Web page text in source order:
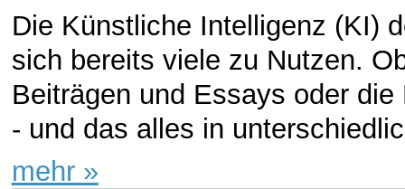
Die Künstliche Intelligenz (KI)
sich bereits viele zu Nutzen.
Beiträgen und Essays oder
- und das alles in
mehr »